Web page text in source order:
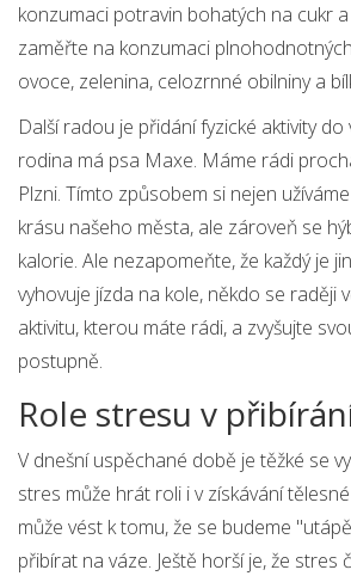
konzumaci potravin bohatých na cukr
zaměřte na konzumaci
ovoce, zelenina, celozrnné obilniny a
Další radou je přidání fyzické aktivity
rodina má psa Maxe. Máme rádi
Plzni. Tímto způsobem si nejen
krásu našeho města, ale zároveň se
kalorie. Ale nezapomeňte, že každý je
vyhovuje jízda na kole, někdo se raději
aktivitu, kterou máte rádi, a zvyšujte
postupně.
Role stresu v
V dnešní uspěchané době je těžké se
stres může hrát roli i v získávání
může vést k tomu, že se budeme
přibírat na váze. Ještě horší je, že stres